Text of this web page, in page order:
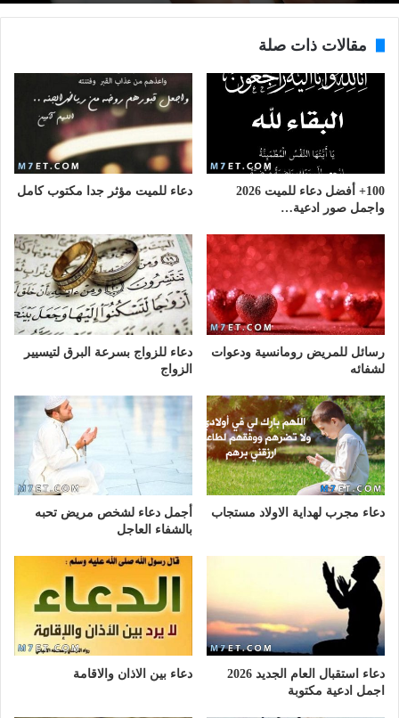
مقالات ذات صلة
100+ أفضل دعاء للميت 2026
واجمل صور ادعية…
دعاء للميت مؤثر جدا مكتوب كامل
رسائل للمريض رومانسية ودعوات
لشفائه
دعاء للزواج بسرعة البرق لتيسيير
الزواج
دعاء مجرب لهداية الاولاد مستجاب
أجمل دعاء لشخص مريض تحبه
بالشفاء العاجل
دعاء استقبال العام الجديد 2026
اجمل ادعية مكتوبة
دعاء بين الاذان والاقامة